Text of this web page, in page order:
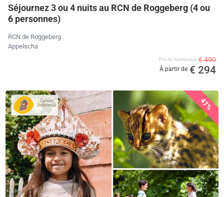
Séjournez 3 ou 4 nuits au RCN de Roggeberg (4 ou
6 personnes)
RCN de Roggeberg
Appelscha
Prix ​​du fournisseur € 490
À partir de € 294
47%